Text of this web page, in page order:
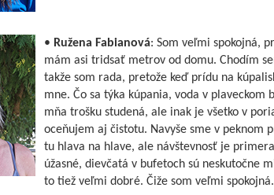
• Ružena Fabianová: Som veľmi spokojná,
mám asi tridsať metrov od domu. Chodím
takže som rada, pretože keď prídu na
mne. Čo sa týka kúpania, voda v plaveckom
mňa trošku studená, ale inak je všetko v
oceňujem aj čistotu. Navyše sme v peknom
tu hlava na hlave, ale návštevnosť je
úžasné, dievčatá v bufetoch sú neskutočne
to tiež veľmi dobré. Čiže som veľmi spokojná.